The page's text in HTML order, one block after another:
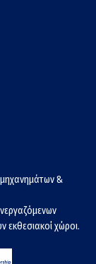
&
εκθεσιακοί χώροι.